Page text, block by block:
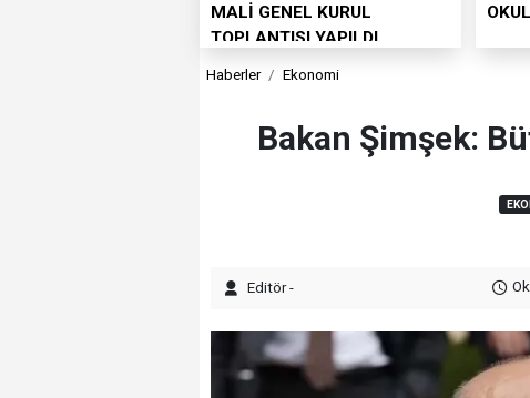
MALİ GENEL KURUL
TOPLANTISI YAPILDI
Haberler Ekonomi
Bakan Şimşek:
Editör -